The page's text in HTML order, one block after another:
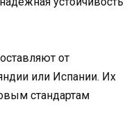
от
или Испании. Их
стандартам